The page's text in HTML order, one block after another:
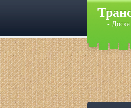
-